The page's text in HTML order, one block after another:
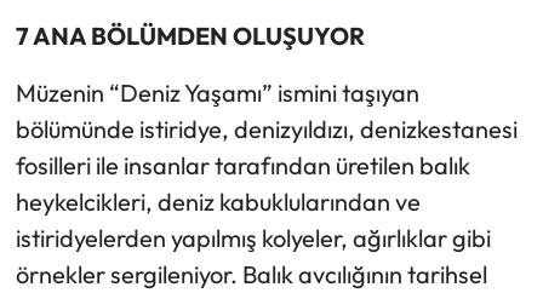
7 ANA BÖLÜMDEN OLUŞUYOR
Müzenin “Deniz Yaşamı” ismini taşıyan
bölümünde istiridye, denizyıldızı, denizkestanesi
fosilleri ile insanlar tarafından üretilen balık
heykelcikleri, deniz kabuklularından ve
istiridyelerden yapılmış kolyeler, ağırlıklar gibi
örnekler sergileniyor. Balık avcılığının tarihsel